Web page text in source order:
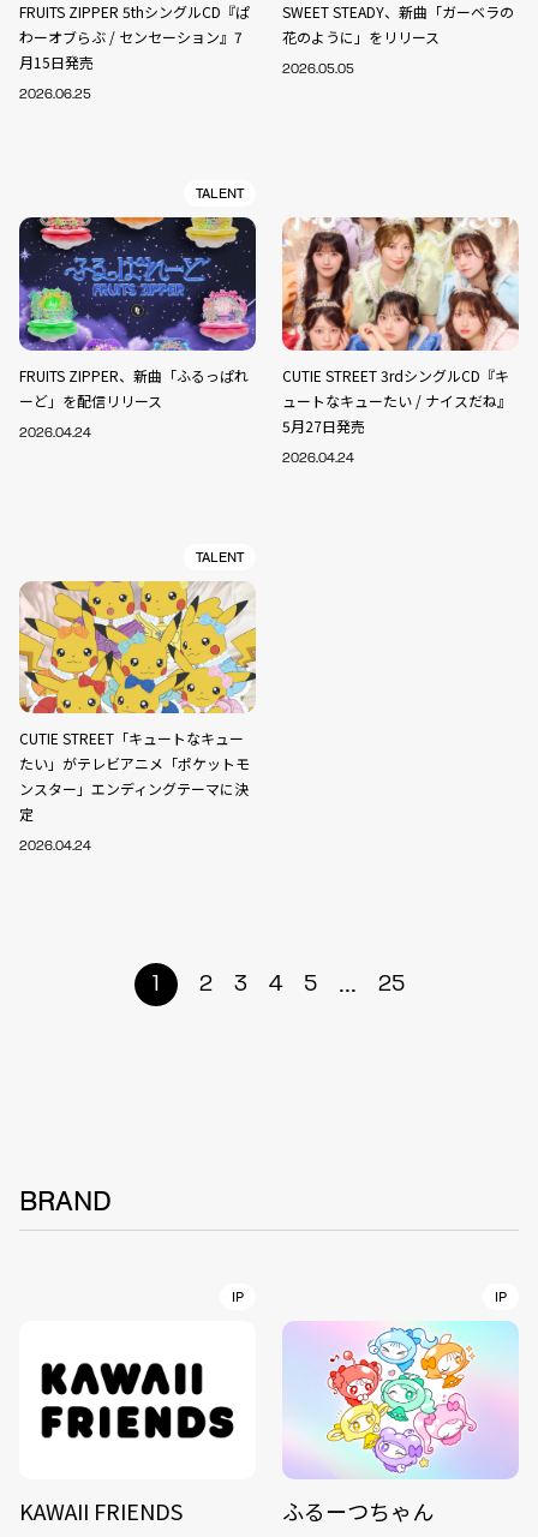
FRUITS ZIPPER 5thシングルCD『ぱ
わーオブらぶ / センセーション』7
月15日発売
2026.06.25
SWEET STEADY、新曲「ガーベラの
花のように」をリリース
2026.05.05
TALENT
FRUITS ZIPPER、新曲「ふるっぱれ
ーど」を配信リリース
2026.04.24
CUTIE STREET 3rdシングルCD『キ
ュートなキューたい / ナイスだね』
5月27日発売
2026.04.24
TALENT
CUTIE STREET「キュートなキュー
たい」がテレビアニメ「ポケットモ
ンスター」エンディングテーマに決
定
2026.04.24
1 2 3 4 5 ... 25
BRAND
IP
KAWAII FRIENDS
IP
ふるーつちゃん